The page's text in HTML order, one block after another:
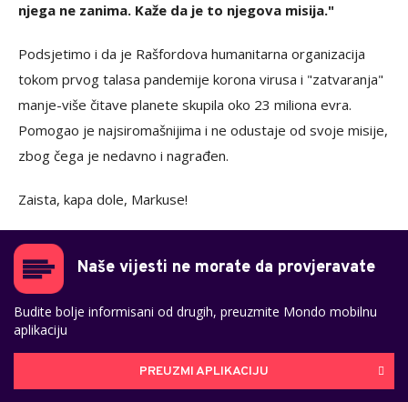
njega ne zanima. Kaže da je to njegova misija."
Podsjetimo i da je Rašfordova humanitarna organizacija
tokom prvog talasa pandemije korona virusa i "zatvaranja"
manje-više čitave planete skupila oko 23 miliona evra.
Pomogao je najsiromašnijima i ne odustaje od svoje misije,
zbog čega je nedavno i nagrađen.
Zaista, kapa dole, Markuse!
Naše vijesti ne morate da provjeravate
Budite bolje informisani od drugih, preuzmite Mondo mobilnu
aplikaciju
PREUZMI APLIKACIJU